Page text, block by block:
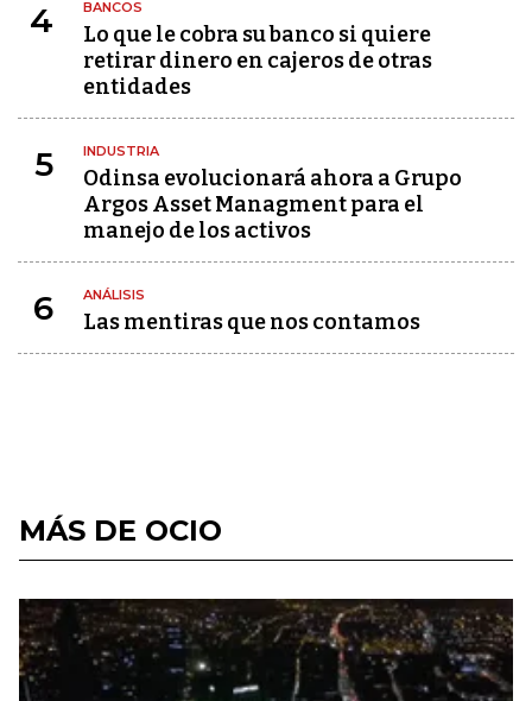
4 BANCOS
Lo que le cobra su banco si quiere
retirar dinero en cajeros de otras
entidades
5 INDUSTRIA
Odinsa evolucionará ahora a Grupo
Argos Asset Managment para el
manejo de los activos
6 ANÁLISIS
Las mentiras que nos contamos
MÁS DE OCIO